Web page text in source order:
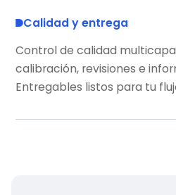
Calidad y entrega
Control de calidad
calibración, revisiones e
Entregables listos para tu